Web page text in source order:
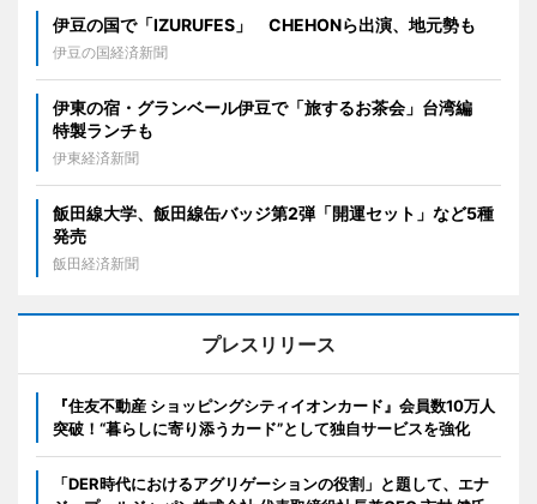
伊豆の国で「IZURUFES」 CHEHONら出演、地元勢も
伊豆の国経済新聞
伊東の宿・グランベール伊豆で「旅するお茶会」台湾編
特製ランチも
伊東経済新聞
飯田線大学、飯田線缶バッジ第2弾「開運セット」など5種
発売
飯田経済新聞
プレスリリース
『住友不動産 ショッピングシティイオンカード』会員数10万人
突破！“暮らしに寄り添うカード”として独自サービスを強化
「DER時代におけるアグリゲーションの役割」と題して、エナ